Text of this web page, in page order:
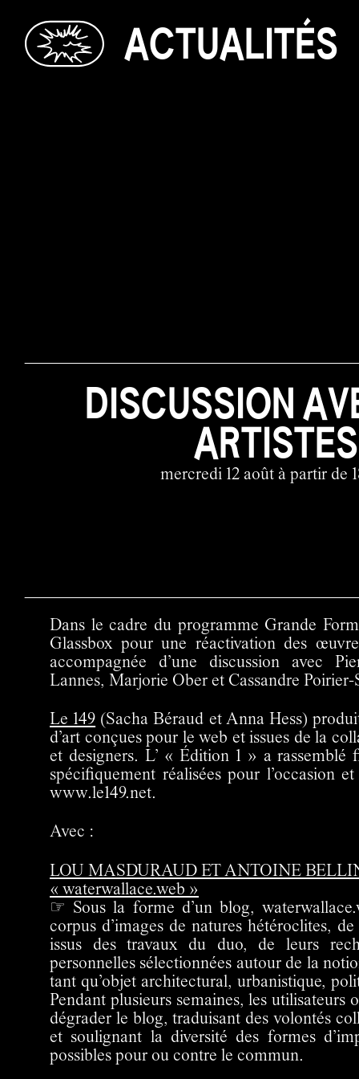
ACTUALITÉS
DISCUSSION
ARTISTES
mercredi 12 août à partir de
Dans le cadre du programme Grande
Glassbox pour une réactivation des
accompagnée d’une discussion avec
Lannes, Marjorie Ober et Cassandre
Le 149 (Sacha Béraud et Anna Hess)
d’art conçues pour le web et issues de la
et designers. L’ « Édition 1 » a rassemblé
spécifiquement réalisées pour l’occasion
www.le149.net.
Avec :
LOU MASDURAUD ET ANTOINE
« waterwallace.web »
☞ Sous la forme d’un blog,
corpus d’images de natures hétéroclites,
issus des travaux du duo, de leurs
personnelles sélectionnées autour de la
tant qu’objet architectural, urbanistique,
Pendant plusieurs semaines, les utilisateurs
dégrader le blog, traduisant des volontés
et soulignant la diversité des formes
possibles pour ou contre le commun.